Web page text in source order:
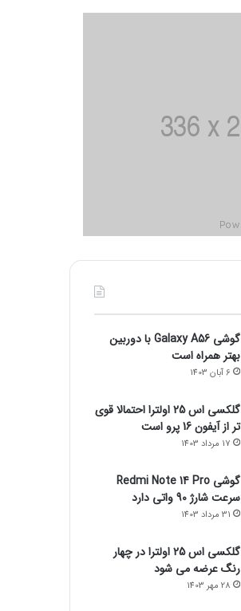
گوشی Galaxy A56 با دوربین
بهتر همراه است
6 آبان 1403
گلکسی اس 25 اولترا احتمالا قوی
تر از آیفون 16 پرو است
17 مرداد 1403
گوشی Redmi Note 14 Pro
سرعت شارژ 90 واتی دارد
31 مرداد 1403
گلکسی اس 25 اولترا در چهار
رنگ عرضه می شود
28 مهر 1403